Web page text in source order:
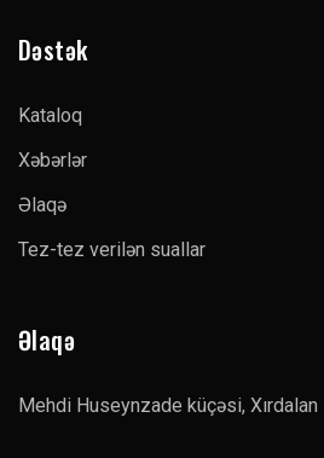
Dəstək
Kataloq
Xəbərlər
Əlaqə
Tez-tez verilən suallar
Əlaqə
Mehdi Huseynzade küçəsi, Xırdalan